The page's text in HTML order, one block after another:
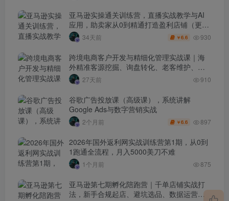
亚马逊实操通关训练营，直播实战教学与AI
应用，助卖家从0到精通打造盈利店铺（更新
7月3日）
34天前 ￥6.6 930
跨境电商客户开发与精细化管理实战课｜海
外精准客源挖掘、询盘转化、老客维护、客
户分层全流程落地教程
27天前 910
谷歌广告投放课（高级课），系统讲解
Google Ads与数字营销实战
2个月前 ￥6.6 897
2026年国外返利网实战训练营第1期，从0到
1跑通全流程，月入5000美刀不难
1个月前 875
亚马逊第七期孵化陪跑营｜千单店铺实战打
法，新手合规起店、避坑选品、数据运营全